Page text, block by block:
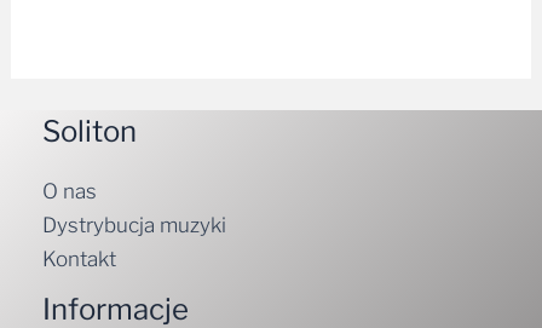
Soliton
O nas
Dystrybucja muzyki
Kontakt
Informacje